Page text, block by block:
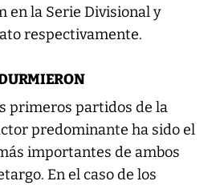
en la Serie Divisional y
respectivamente.
primeros partidos de la
predominante ha sido el
importantes de ambos
En el caso de los